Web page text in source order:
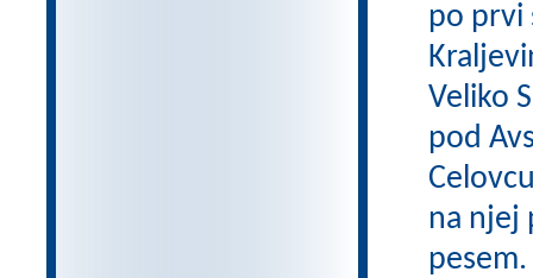
po prvi
Veliko
pod
na njej
pesem.